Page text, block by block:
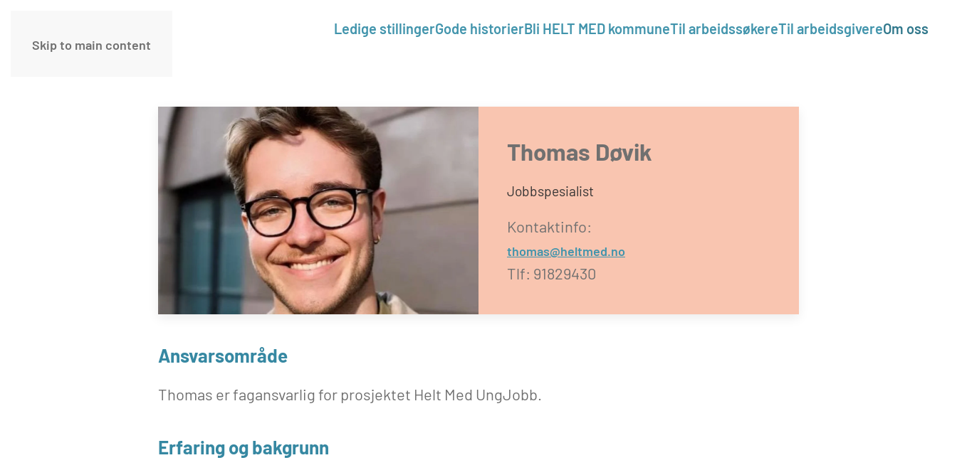
Skip to main content
Ledige stillingerGode historierBli HELT MED kommuneTil arbeidssøkereTil arbeidsgivereOm oss
Thomas Døvik
Jobbspesialist
Kontaktinfo:
thomas@heltmed.no
Tlf: 91829430
Ansvarsområde
Thomas er fagansvarlig for prosjektet Helt Med UngJobb.
Erfaring og bakgrunn